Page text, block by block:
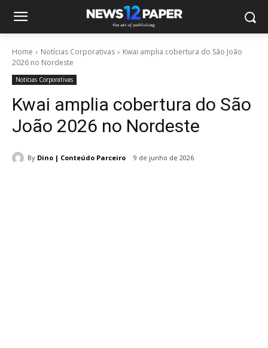
Home Notícias Corporativas
Kwai amplia cobertura do São João
2026 no Nordeste
Notícias Corporativas
Kwai amplia cobertura do São
João 2026 no Nordeste
By Dino | Conteúdo Parceiro 9 de junho de 2026